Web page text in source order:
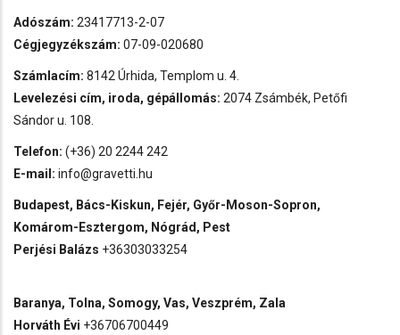
Adószám: 23417713-2-07
Cégjegyzékszám: 07-09-020680
Számlacím: 8142 Úrhida, Templom u. 4.
Levelezési cím, iroda, gépállomás: 2074 Zsámbék, Petőfi
Sándor u. 108.
Telefon: (+36) 20 2244 242
E-mail: info@gravetti.hu
Budapest, Bács-Kiskun, Fejér, Győr-Moson-Sopron,
Komárom-Esztergom, Nógrád, Pest
Perjési Balázs +36303033254
Baranya, Tolna, Somogy, Vas, Veszprém, Zala
Horváth Évi +36706700449